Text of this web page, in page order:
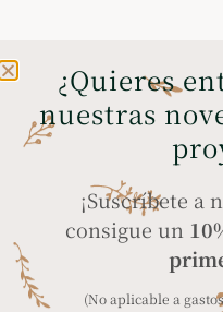
ENVÍOS GRATIS A
PENÍNSULA Y BALEARES
en compras superiores
¿Quieres
nuestras
¡Suscríbete a
consigue un
(No aplicable a